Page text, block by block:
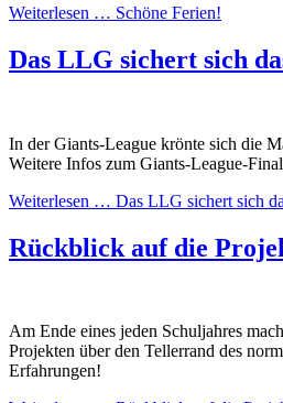
Weiterlesen … Schöne Ferien!
Das LLG sichert sich
In der Giants-League krönte sich die
Weitere Infos zum Giants-League-
Weiterlesen … Das LLG sichert sich
Rückblick auf die
Am Ende eines jeden Schuljahres
Projekten über den Tellerrand des
Erfahrungen!